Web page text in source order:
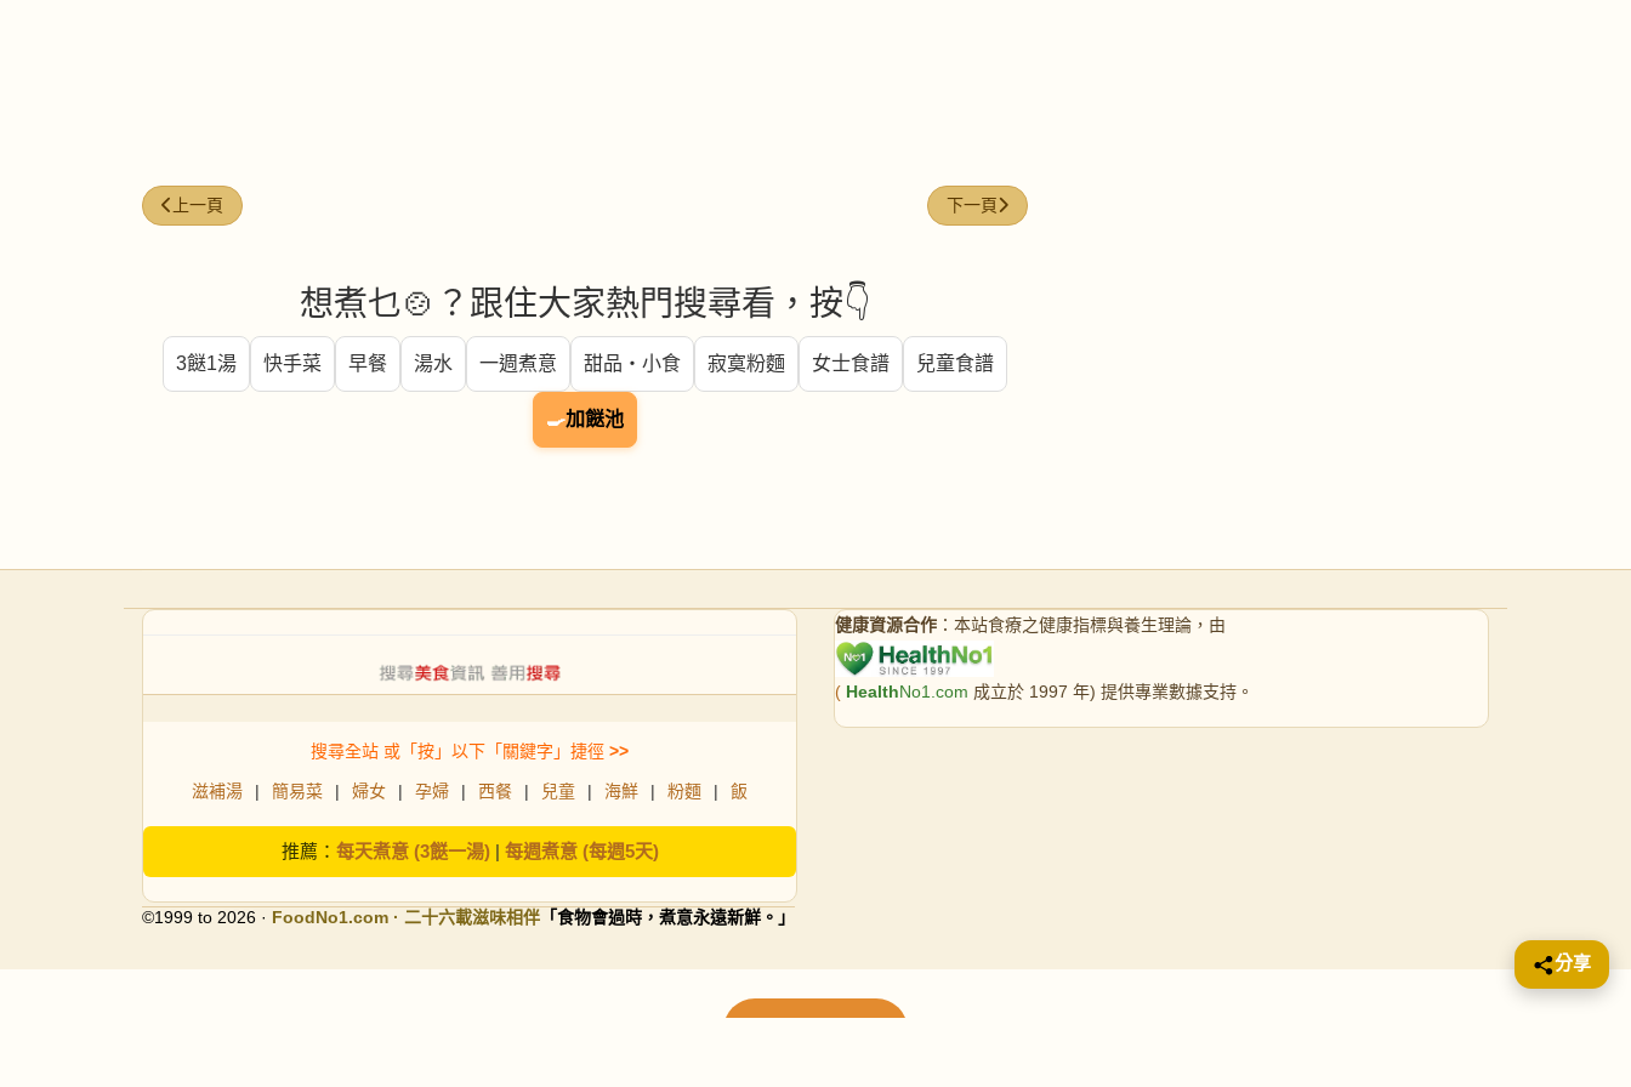
上一篇文章: 芥蘭炒鮮魷
上一頁 下一篇文章: 蕃茄洋蔥炒沙白
下一頁
想煮乜🍲？跟住大家熱門搜尋看，按👇
3餸1湯 快手菜 早餐 湯水 一週煮意 甜品・小食 寂寞粉麵 女士食譜 兒童食譜
🍳加餸池
搜尋全站 或「按」以下「關鍵字」捷徑 >>
滋補湯 | 簡易菜 | 婦女 | 孕婦 | 西餐 | 兒童 | 海鮮 | 粉麵 | 飯
推薦： 每天煮意 (3餸一湯)| 每週煮意 (每週5天)
©1999 to 2026 · FoodNo1.com · 二十六載滋味相伴 「食物會過時，煮意永遠新鮮。」
健康資源合作 ：本站食療之健康指標與養生理論，由
( HealthNo1.com 成立於 1997 年) 提供專業數據支持。
分享